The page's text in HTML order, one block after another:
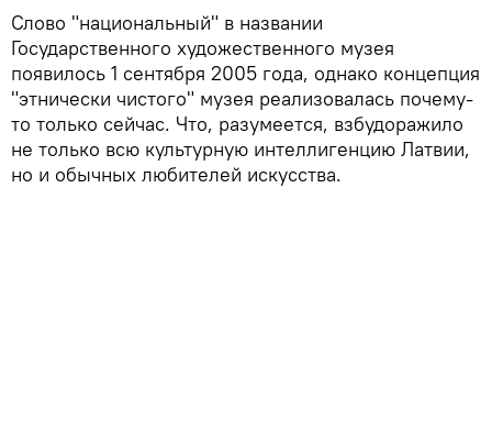
Слово "национальный" в названии
Государственного художественного музея
появилось 1 сентября 2005 года, однако концепция
"этнически чистого" музея реализовалась почему-
то только сейчас. Что, разумеется, взбудоражило
не только всю культурную интеллигенцию Латвии,
но и обычных любителей искусства.